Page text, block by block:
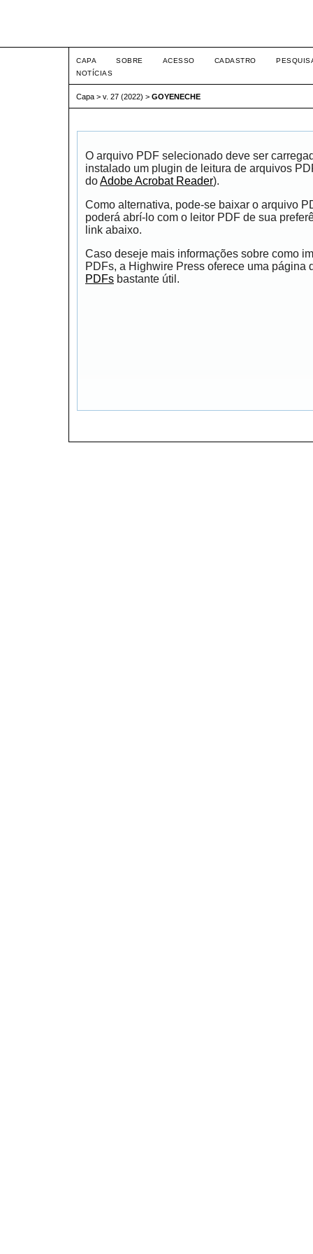
CAPA SOBRE ACESSO CADASTRO
NOTÍCIAS
Capa > v. 27 (2022) > GOYENECHE
O arquivo PDF selecionado deve ser
instalado um plugin de leitura de arquivos
doAdobe Acrobat Reader).
Como alternativa, pode-se baixar o arquivo
poderá abrí-lo com o leitor PDF de sua
link abaixo.
Caso deseje mais informações sobre como
PDFs, a Highwire Press oferece uma página
PDFs bastante útil.